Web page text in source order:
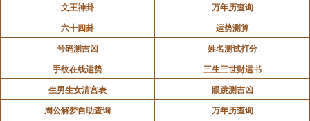
文王神卦
万年历查询
六十四卦
运势测算
号码测吉凶
姓名测试打分
手纹在线运势
三生三世财运书
生男生女清宫表
眼跳测吉凶
周公解梦自助查询
万年历查询